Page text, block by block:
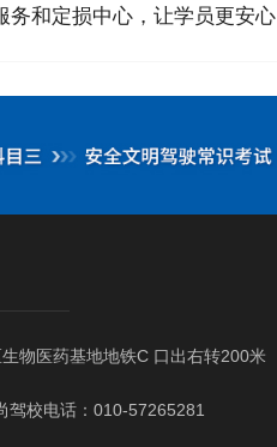
务和定损中心，让学员更安心
物医药基地地铁C 口出右转200米
驾校电话：010-57265281